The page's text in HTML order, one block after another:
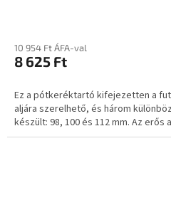
10 954 Ft ÁFA-val
8 625 Ft
Ez a pótkeréktartó kifejezetten a
aljára szerelhető, és három
készült: 98, 100 és 112 mm. Az erős